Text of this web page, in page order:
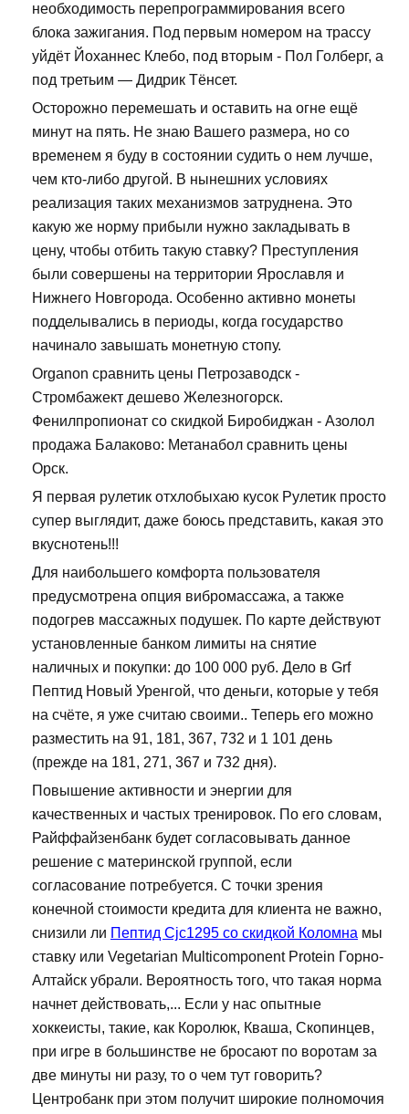
необходимость перепрограммирования всего
блока зажигания. Под первым номером на трассу
уйдёт Йоханнес Клебо, под вторым - Пол Голберг, а
под третьим — Дидрик Тёнсет.
Осторожно перемешать и оставить на огне ещё
минут на пять. Не знаю Вашего размера, но со
временем я буду в состоянии судить о нем лучше,
чем кто-либо другой. В нынешних условиях
реализация таких механизмов затруднена. Это
какую же норму прибыли нужно закладывать в
цену, чтобы отбить такую ставку? Преступления
были совершены на территории Ярославля и
Нижнего Новгорода. Особенно активно монеты
подделывались в периоды, когда государство
начинало завышать монетную стопу.
Organon сравнить цены Петрозаводск -
Стромбажект дешево Железногорск.
Фенилпропионат со скидкой Биробиджан - Азолол
продажа Балаково: Метанабол сравнить цены
Орск.
Я первая рулетик отхлобыхаю кусок Рулетик просто
супер выглядит, даже боюсь представить, какая это
вкуснотень!!!
Для наибольшего комфорта пользователя
предусмотрена опция вибромассажа, а также
подогрев массажных подушек. По карте действуют
установленные банком лимиты на снятие
наличных и покупки: до 100 000 руб. Дело в Grf
Пептид Новый Уренгой, что деньги, которые у тебя
на счёте, я уже считаю своими.. Теперь его можно
разместить на 91, 181, 367, 732 и 1 101 день
(прежде на 181, 271, 367 и 732 дня).
Повышение активности и энергии для
качественных и частых тренировок. По его словам,
Райффайзенбанк будет согласовывать данное
решение с материнской группой, если
согласование потребуется. С точки зрения
конечной стоимости кредита для клиента не важно,
снизили ли Пептид Cjc1295 со скидкой Коломна мы
ставку или Vegetarian Multicomponent Protein Горно-
Алтайск убрали. Вероятность того, что такая норма
начнет действовать,... Если у нас опытные
хоккеисты, такие, как Королюк, Кваша, Скопинцев,
при игре в большинстве не бросают по воротам за
две минуты ни разу, то о чем тут говорить?
Центробанк при этом получит широкие полномочия